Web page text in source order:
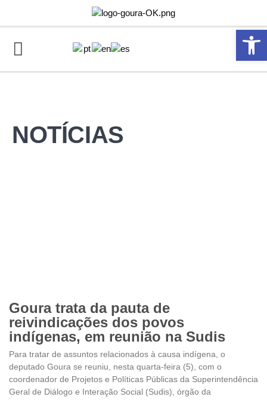
Abrir
NOTÍCIAS
Goura trata da pauta de
reivindicações dos povos
indígenas, em reunião na Sudis
Para tratar de assuntos relacionados à causa indígena, o
deputado Goura se reuniu, nesta quarta-feira (5), com o
coordenador de Projetos e Políticas Públicas da Superintendência
Geral de Diálogo e Interação Social (Sudis), órgão da